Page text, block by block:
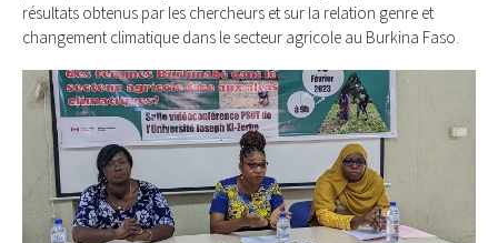
résultats obtenus par les chercheurs et sur la relation genre et
changement climatique dans le secteur agricole au Burkina Faso.